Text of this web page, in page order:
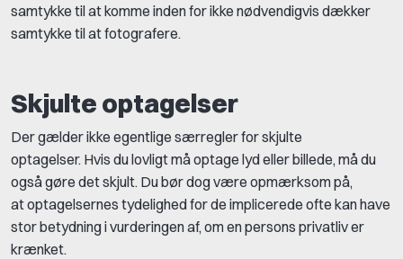
samtykke til at komme inden for ikke nødvendigvis dækker
samtykke til at fotografere.
Skjulte optagelser
Der gælder ikke egentlige særregler for skjulte
optagelser. Hvis du lovligt må optage lyd eller billede, må du
også gøre det skjult. Du bør dog være opmærksom på,
at optagelsernes tydelighed for de implicerede ofte kan have
stor betydning i vurderingen af, om en persons privatliv er
krænket.